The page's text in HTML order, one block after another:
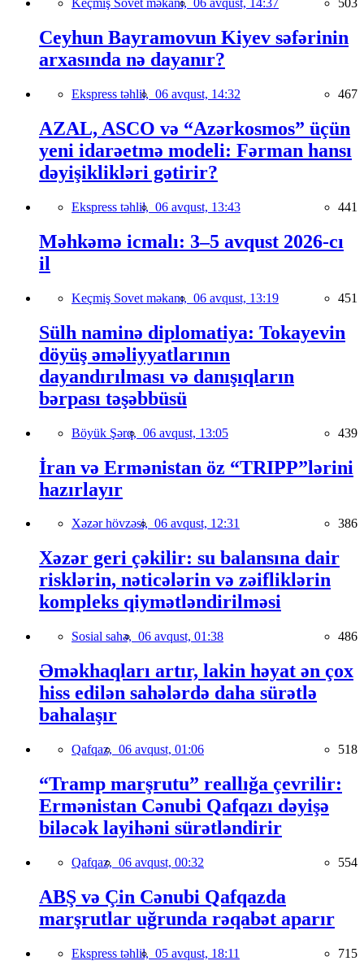
Keçmiş Sovet məkanı, 06 avqust, 14:37 503
Ceyhun Bayramovun Kiyev səfərinin
arxasında nə dayanır?
Ekspress təhlil, 06 avqust, 14:32 467
AZAL, ASCO və “Azərkosmos” üçün
yeni idarəetmə modeli: Fərman hansı
dəyişiklikləri gətirir?
Ekspress təhlil, 06 avqust, 13:43 441
Məhkəmə icmalı: 3–5 avqust 2026-cı
il
Keçmiş Sovet məkanı, 06 avqust, 13:19 451
Sülh naminə diplomatiya: Tokayevin
döyüş əməliyyatlarının
dayandırılması və danışıqların
bərpası təşəbbüsü
Böyük Şərq, 06 avqust, 13:05 439
İran və Ermənistan öz “TRIPP”lərini
hazırlayır
Xəzər hövzəsi, 06 avqust, 12:31 386
Xəzər geri çəkilir: su balansına dair
risklərin, nəticələrin və zəifliklərin
kompleks qiymətləndirilməsi
Sosial sahə, 06 avqust, 01:38 486
Əməkhaqları artır, lakin həyat ən çox
hiss edilən sahələrdə daha sürətlə
bahalaşır
Qafqaz, 06 avqust, 01:06 518
“Tramp marşrutu” reallığa çevrilir:
Ermənistan Cənubi Qafqazı dəyişə
biləcək layihəni sürətləndirir
Qafqaz, 06 avqust, 00:32 554
ABŞ və Çin Cənubi Qafqazda
marşrutlar uğrunda rəqabət aparır
Ekspress təhlil, 05 avqust, 18:11 715